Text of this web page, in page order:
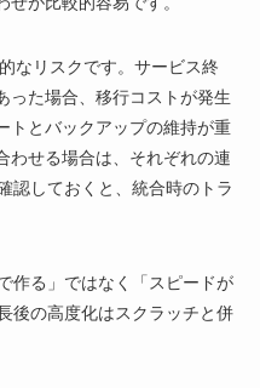
なリスクです。サービス終
った場合、移行コストが発生
トとバックアップの維持が重
わせる場合は、それぞれの連
認しておくと、統合時のトラ
作る」ではなく「スピードが
後の高度化はスクラッチと併